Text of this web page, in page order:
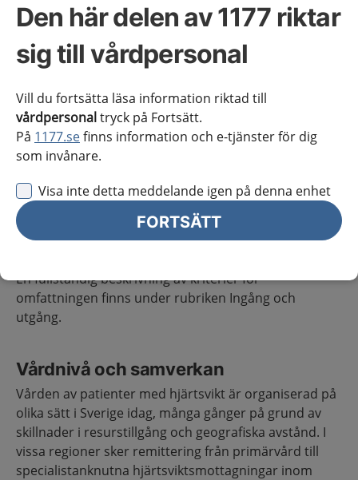
Den här delen av 1177 riktar
sig till vårdpersonal
Vill du fortsätta läsa information riktad till
vårdpersonaltryck på Fortsätt.
På 1177.sefinns information och e-tjänster för dig
som invånare.
Visa inte detta meddelande igen på denna enhet
FORTSÄTT
Hjärtsvikt
Omfattning av kunskapsstödet
Vårdförloppet inleds vid välgrundad misstanke om
patient och avslutas om hjärtsvikt inte föreligger eller
om patienten inte har behov av uppföljning för sin
hjärtsvikt. Vårdförloppet omfattar därmed patienter
med såväl nyupptäckt som kronisk hjärtsvikt.
En fullständig beskrivning av kriterier för
omfattningen finns under rubriken Ingång och
utgång.
Vårdnivå och samverkan
Vården av patienter med hjärtsvikt är organiserad på
olika sätt i Sverige idag, många gånger på grund av
skillnader i resurstillgång och geografiska avstånd. I
vissa regioner sker remittering från primärvård till
specialistanknutna hjärtsviktsmottagningar inom